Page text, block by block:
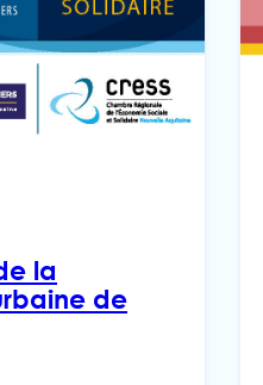
la
de